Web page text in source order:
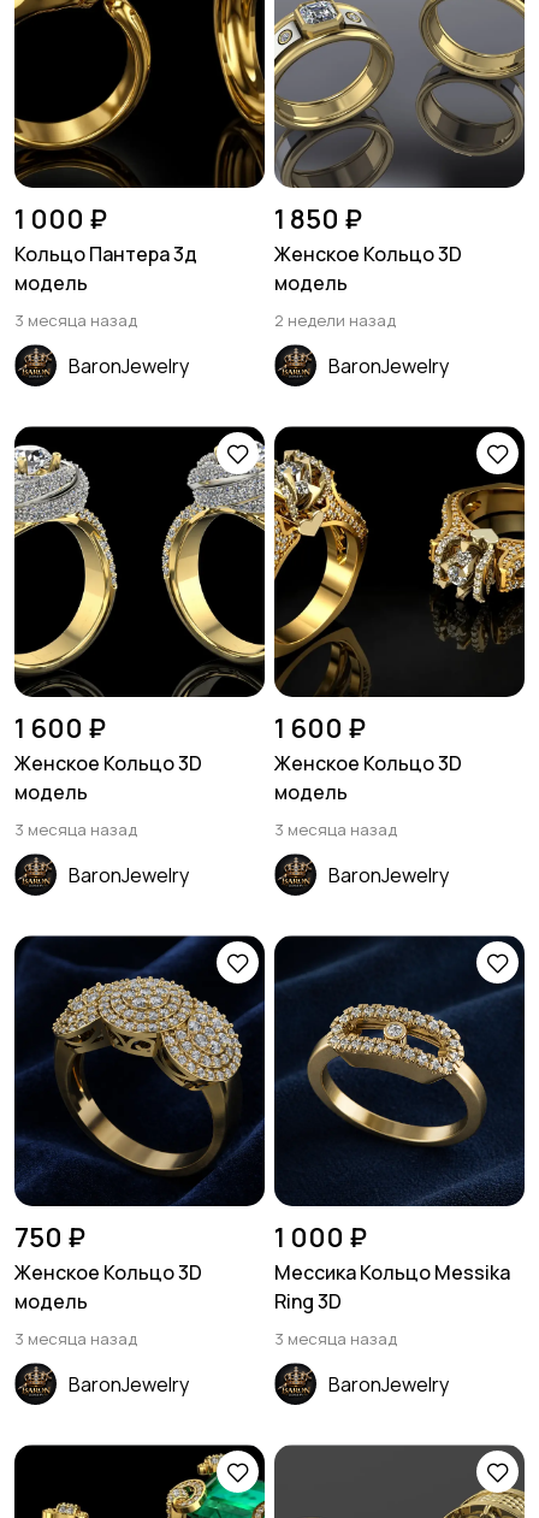
1 000 ₽
Кольцо Пантера 3д
модель
3 месяца назад
BaronJewelry
1 850 ₽
Женское Кольцо 3D
модель
2 недели назад
BaronJewelry
1 600 ₽
Женское Кольцо 3D
модель
3 месяца назад
BaronJewelry
1 600 ₽
Женское Кольцо 3D
модель
3 месяца назад
BaronJewelry
750 ₽
Женское Кольцо 3D
модель
3 месяца назад
BaronJewelry
1 000 ₽
Мессика Кольцо Messika
Ring 3D
3 месяца назад
BaronJewelry